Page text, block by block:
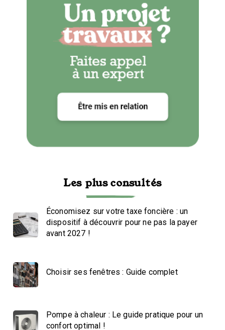
Les plus consultés
Économisez sur votre taxe foncière : un
dispositif à découvrir pour ne pas la payer
avant 2027 !
Choisir ses fenêtres : Guide complet
Pompe à chaleur : Le guide pratique pour un
confort optimal !